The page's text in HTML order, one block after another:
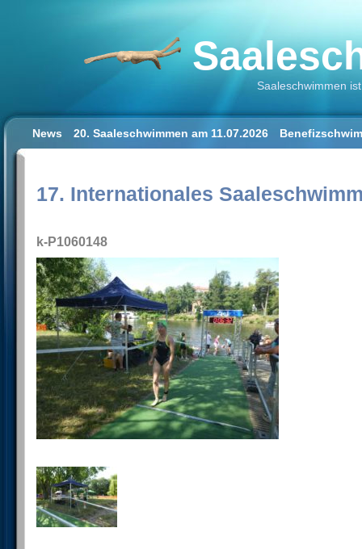
Saaleschwimmen
News 20. Saaleschwimmen am 11.07.2026
17. Internationales
k-P1060148